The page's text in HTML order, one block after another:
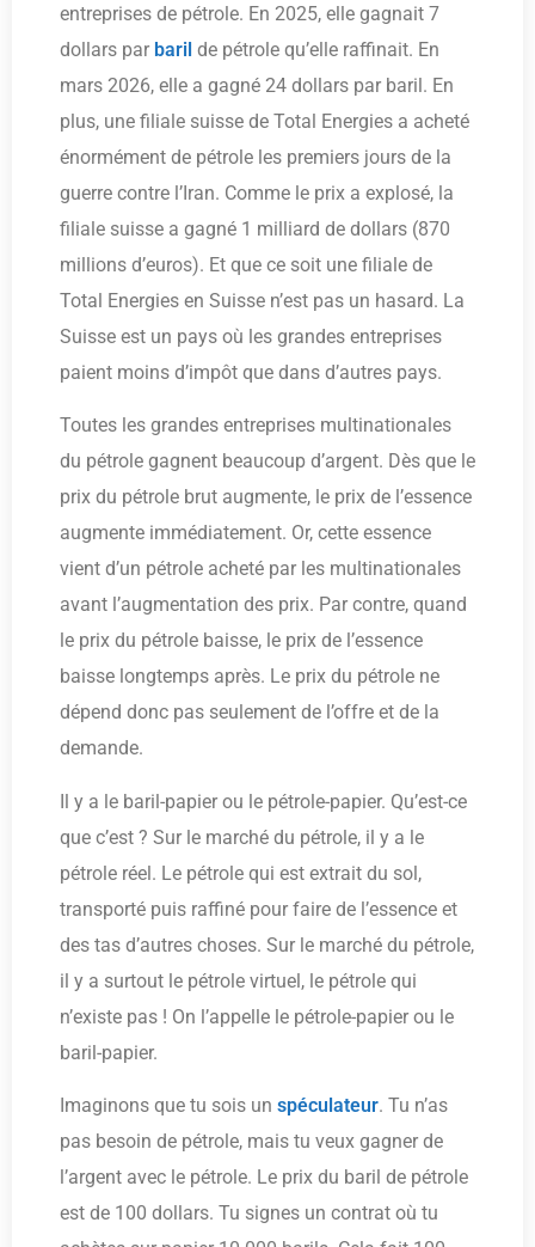
entreprises de pétrole. En 2025, elle gagnait 7
dollars par baril de pétrole qu’elle raffinait. En
mars 2026, elle a gagné 24 dollars par baril. En
plus, une filiale suisse de Total Energies a acheté
énormément de pétrole les premiers jours de la
guerre contre l’Iran. Comme le prix a explosé, la
filiale suisse a gagné 1 milliard de dollars (870
millions d’euros). Et que ce soit une filiale de
Total Energies en Suisse n’est pas un hasard. La
Suisse est un pays où les grandes entreprises
paient moins d’impôt que dans d’autres pays.
Toutes les grandes entreprises multinationales
du pétrole gagnent beaucoup d’argent. Dès que le
prix du pétrole brut augmente, le prix de l’essence
augmente immédiatement. Or, cette essence
vient d’un pétrole acheté par les multinationales
avant l’augmentation des prix. Par contre, quand
le prix du pétrole baisse, le prix de l’essence
baisse longtemps après. Le prix du pétrole ne
dépend donc pas seulement de l’offre et de la
demande.
Il y a le baril-papier ou le pétrole-papier. Qu’est-ce
que c’est ? Sur le marché du pétrole, il y a le
pétrole réel. Le pétrole qui est extrait du sol,
transporté puis raffiné pour faire de l’essence et
des tas d’autres choses. Sur le marché du pétrole,
il y a surtout le pétrole virtuel, le pétrole qui
n’existe pas ! On l’appelle le pétrole-papier ou le
baril-papier.
Imaginons que tu sois un spéculateur. Tu n’as
pas besoin de pétrole, mais tu veux gagner de
l’argent avec le pétrole. Le prix du baril de pétrole
est de 100 dollars. Tu signes un contrat où tu